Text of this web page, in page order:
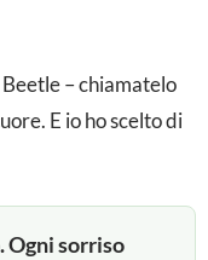
– chiamatelo
E io ho scelto di
Ogni sorriso